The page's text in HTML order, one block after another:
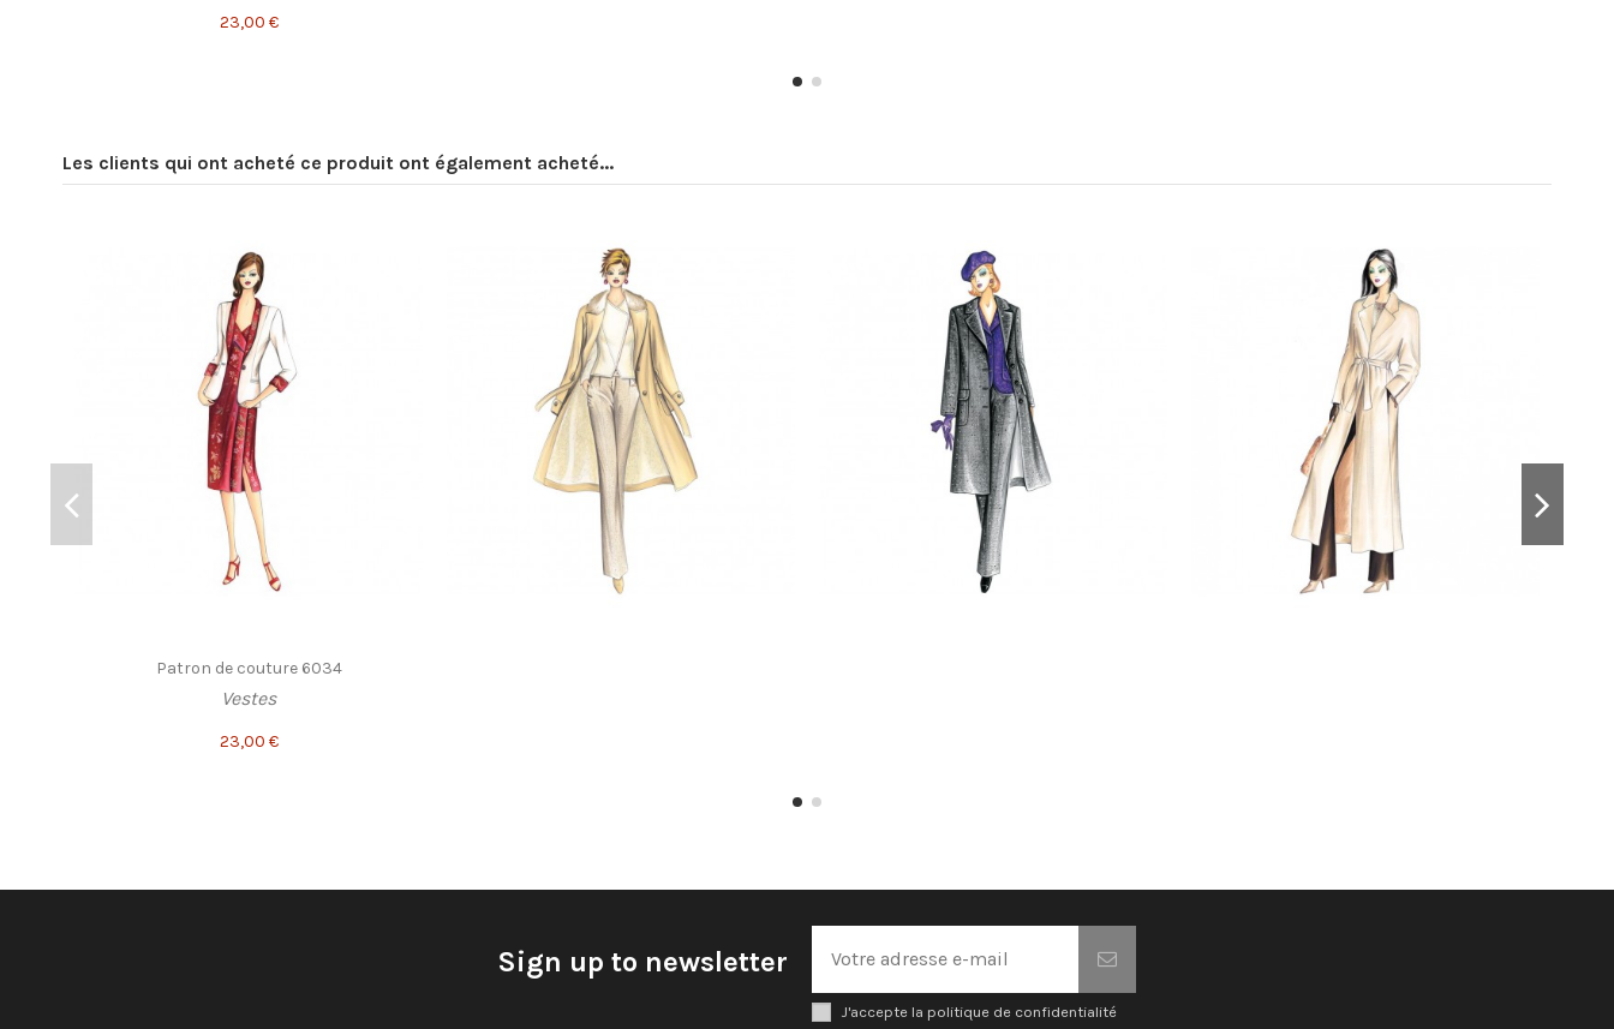
23,00 €
Les clients qui ont acheté ce produit ont également acheté...
Patron de couture 6034
Vestes
23,00 €
Sign up to newsletter
J'accepte la politique de confidentialité